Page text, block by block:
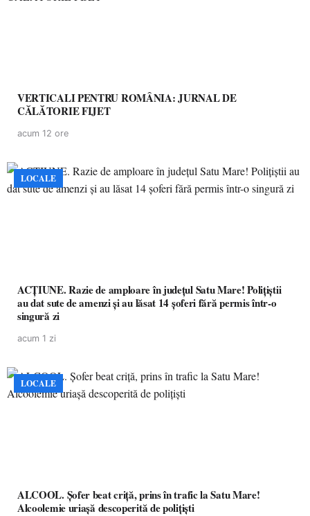
VERTICALI PENTRU ROMÂNIA: JURNAL DE
CĂLĂTORIE FIJET
acum 12 ore
LOCALE
ACȚIUNE. Razie de amploare în județul Satu Mare! Polițiștii
au dat sute de amenzi și au lăsat 14 șoferi fără permis într-o
singură zi
acum 1 zi
LOCALE
ALCOOL. Șofer beat criță, prins în trafic la Satu Mare!
Alcoolemie uriașă descoperită de polițiști